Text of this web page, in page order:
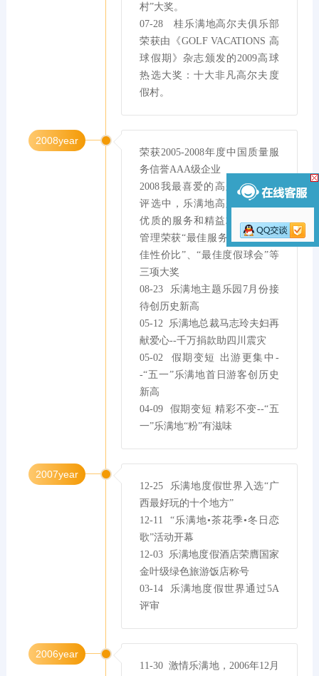
村”大奖。
07-28   桂乐满地高尔夫俱乐部
荣获由《GOLF VACATIONS 高
球假期》杂志颁发的2009高球
热选大奖：十大非凡高尔夫度
假村。
2008year
荣获2005-2008年度中国质量服
务信誉AAA级企业
2008我最喜爱的高尔夫球场的
评选中，乐满地高尔夫球场以
优质的服务和精益求精的球场
管理荣获“最佳服务质量”、“最
佳性价比”、“最佳度假球会”等
三项大奖
08-23  乐满地主题乐园7月份接
待创历史新高
05-12  乐满地总裁马志玲夫妇再
献爱心--千万捐款助四川震灾
05-02  假期变短 出游更集中-
-“五一”乐满地首日游客创历史
新高
04-09  假期变短 精彩不变--“五
一”乐满地“粉”有滋味
2007year
12-25  乐满地度假世界入选“广
西最好玩的十个地方”
12-11  “乐满地•茶花季•冬日恋
歌”活动开幕
12-03  乐满地度假酒店荣膺国家
金叶级绿色旅游饭店称号
03-14  乐满地度假世界通过5A
评审
2006year
11-30  激情乐满地，2006年12月